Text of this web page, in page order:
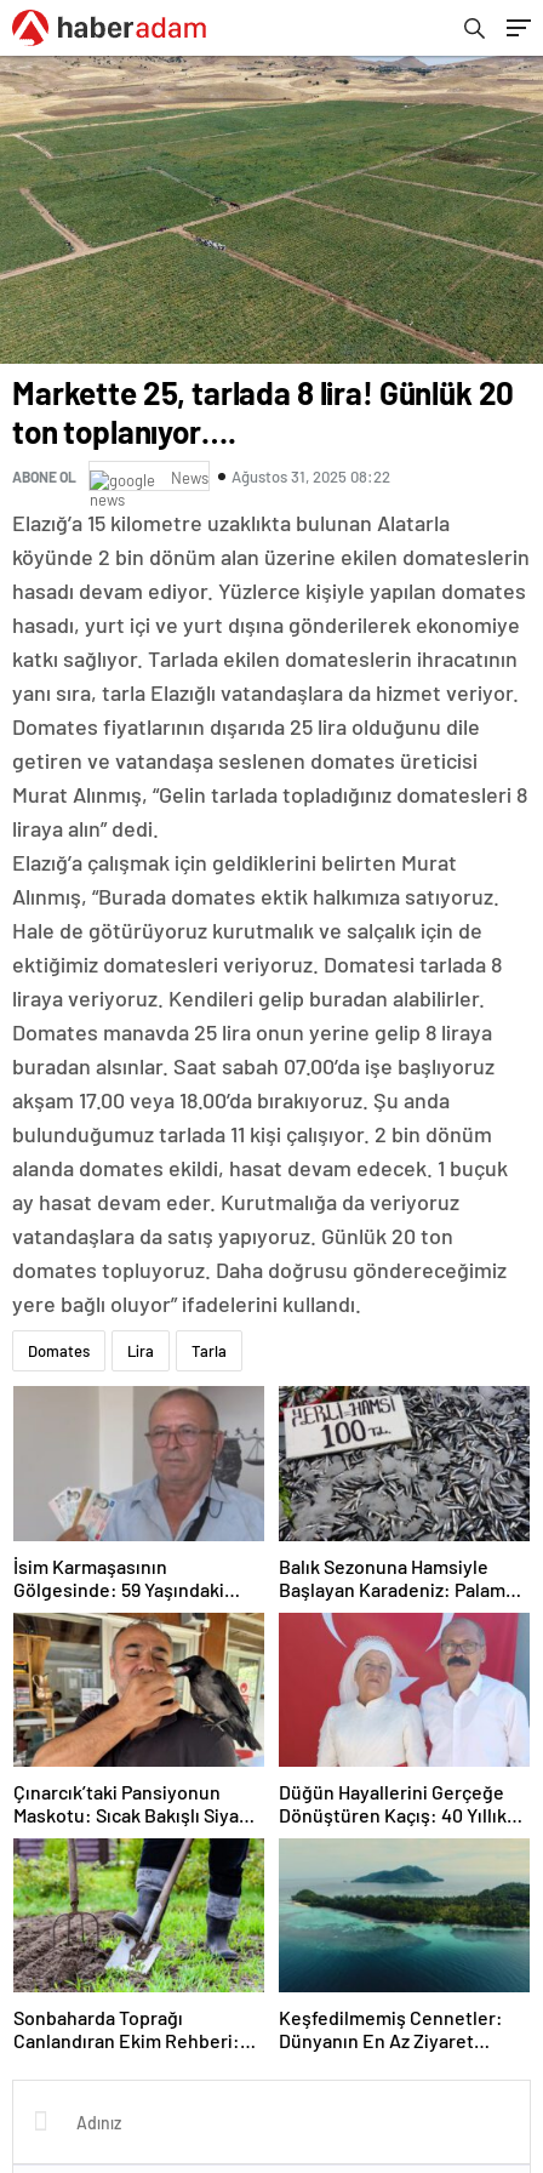
Markette 25, tarlada 8 lira! Günlük 20
ton toplanıyor….
ABONE OL News Ağustos 31, 2025 08:22
Elazığ’a 15 kilometre uzaklıkta bulunan Alatarla
köyünde 2 bin dönüm alan üzerine ekilen domateslerin
hasadı devam ediyor. Yüzlerce kişiyle yapılan domates
hasadı, yurt içi ve yurt dışına gönderilerek ekonomiye
katkı sağlıyor. Tarlada ekilen domateslerin ihracatının
yanı sıra, tarla Elazığlı vatandaşlara da hizmet veriyor.
Domates fiyatlarının dışarıda 25 lira olduğunu dile
getiren ve vatandaşa seslenen domates üreticisi
Murat Alınmış, “Gelin tarlada topladığınız domatesleri 8
liraya alın” dedi.
Elazığ’a çalışmak için geldiklerini belirten Murat
Alınmış, “Burada domates ektik halkımıza satıyoruz.
Hale de götürüyoruz kurutmalık ve salçalık için de
ektiğimiz domatesleri veriyoruz. Domatesi tarlada 8
liraya veriyoruz. Kendileri gelip buradan alabilirler.
Domates manavda 25 lira onun yerine gelip 8 liraya
buradan alsınlar. Saat sabah 07.00’da işe başlıyoruz
akşam 17.00 veya 18.00’da bırakıyoruz. Şu anda
bulunduğumuz tarlada 11 kişi çalışıyor. 2 bin dönüm
alanda domates ekildi, hasat devam edecek. 1 buçuk
ay hasat devam eder. Kurutmalığa da veriyoruz
vatandaşlara da satış yapıyoruz. Günlük 20 ton
domates topluyoruz. Daha doğrusu göndereceğimiz
yere bağlı oluyor” ifadelerini kullandı.
Domates Lira Tarla
İsim Karmaşasının
Gölgesinde: 59 Yaşındaki
Ersin Akbaş’ın Emeklilik
Arayışı
Balık Sezonuna Hamsiyle
Başlayan Karadeniz: Palamut
Sessiz, Hamsi Çok
Çınarcık’taki Pansiyonun
Maskotu: Sıcak Bakışlı Siyah
ve Salgın Neşe
Düğün Hayallerini Gerçeğe
Dönüştüren Kaçış: 40 Yıllık
Gelinlik Özlemi
Sonbaharda Toprağı
Canlandıran Ekim Rehberi:
Bahçe Giderimi
Keşfedilmemiş Cennetler:
Dünyanın En Az Ziyaret